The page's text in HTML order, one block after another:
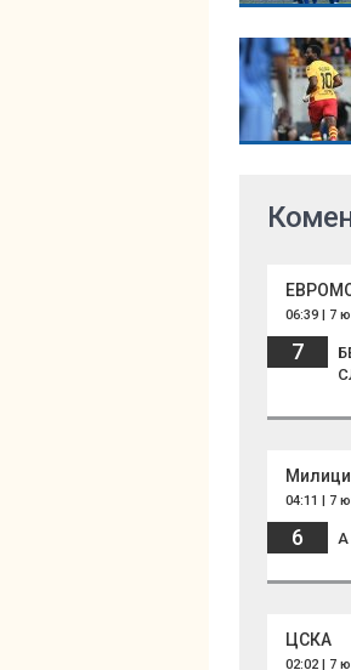
06:39 | 7
7
04:11 | 7
6 А
ЦСКА
02:02 | 7